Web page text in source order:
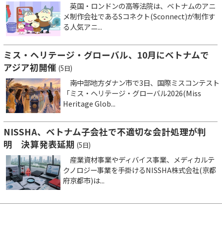
英国・ロンドンの高等法院は、ベトナムのアニ
メ制作会社であるSコネクト(Sconnect)が制作す
る人気アニ...
ミス・ヘリテージ・グローバル、10月にベトナムで
アジア初開催 (5日)
南中部地方ダナン市で3日、国際ミスコンテスト
「ミス・ヘリテージ・グローバル2026(Miss
Heritage Glob...
NISSHA、ベトナム子会社で不適切な会計処理が判
明 決算発表延期 (5日)
産業資材事業やディバイス事業、メディカルテ
クノロジー事業を手掛けるNISSHA株式会社(京都
府京都市)は...